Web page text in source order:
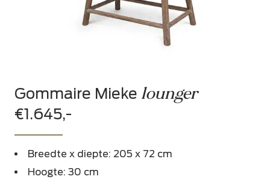
Gommaire Mieke lounger
€1.645,-
Breedte x diepte: 205 x 72 cm
Hoogte: 30 cm